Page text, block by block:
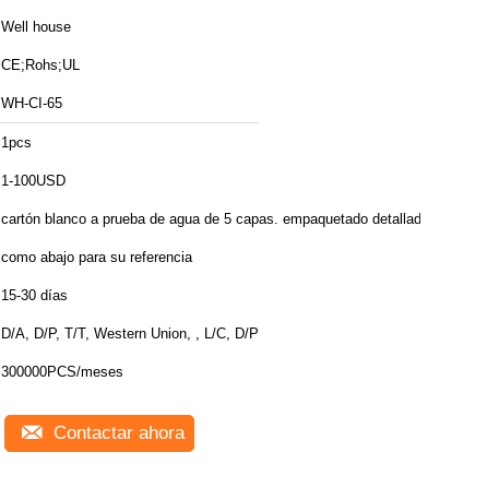
Well house
CE;Rohs;UL
WH-CI-65
1pcs
1-100USD
cartón blanco a prueba de agua de 5 capas. empaquetado detallado
como abajo para su referencia
15-30 días
D/A, D/P, T/T, Western Union, , L/C, D/P
300000PCS/meses
Contactar ahora